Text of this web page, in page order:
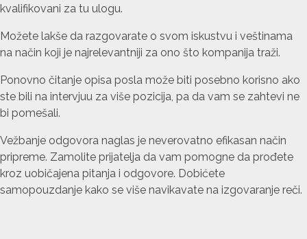
kvalifikovani za tu ulogu.
Možete lakše da razgovarate o svom iskustvu i veštinama
na način koji je najrelevantniji za ono što kompanija traži.
Ponovno čitanje opisa posla može biti posebno korisno ako
ste bili na intervjuu za više pozicija, pa da vam se zahtevi ne
bi pomešali.
Vežbanje odgovora naglas je neverovatno efikasan način
pripreme. Zamolite prijatelja da vam pomogne da prođete
kroz uobičajena pitanja i odgovore. Dobićete
samopouzdanje kako se više navikavate na izgovaranje reči.